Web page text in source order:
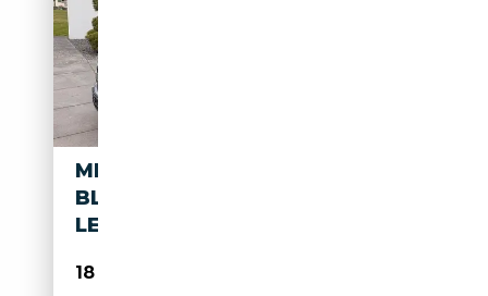
MERCEDES-BENZ ML 500
BLUEEFFICIENCY*AMG/PANO/
LEDER/NAVI/H&K*
18 250€